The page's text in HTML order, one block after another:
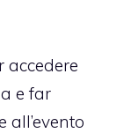
accedere
e far